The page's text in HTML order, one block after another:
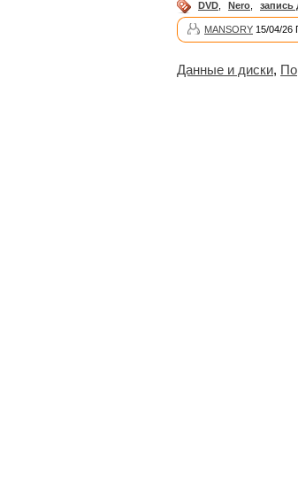
DVD Nero запись
MANSORY 15/04/26
Данные и диски,